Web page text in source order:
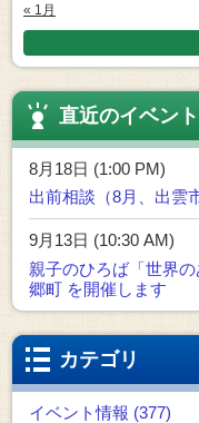
« 1月
直近のイベント
8月18日 (1:00 PM)
出前相談（8月、出雲
9月13日 (10:30 AM)
親子のひろば「世界
郷町 を開催します
カテゴリ
イベント情報 (377)